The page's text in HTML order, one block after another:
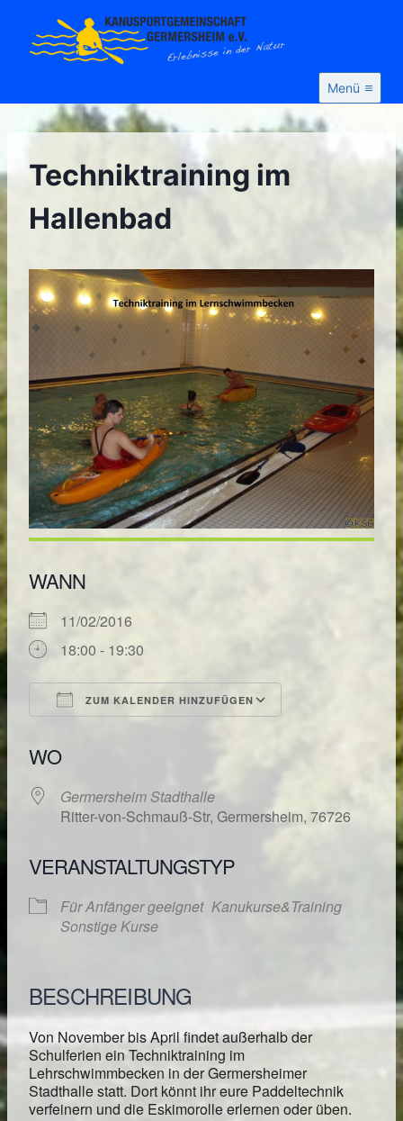
Inhalt
springen
Menü
Techniktraining im
Hallenbad
WANN
11/02/2016
18:00 - 19:30
ZUM KALENDER HINZUFÜGEN
Google
WO
Germersheim Stadthalle
Ritter-von-Schmauß-Str, Germersheim, 76726
VERANSTALTUNGSTYP
Für Anfänger geeignet Kanukurse&Training
Sonstige Kurse
BESCHREIBUNG
Von November bis April findet außerhalb der
Schulferien ein Techniktraining im
Lehrschwimmbecken in der Germersheimer
Stadthalle statt. Dort könnt ihr eure Paddeltechnik
verfeinern und die Eskimorolle erlernen oder üben.